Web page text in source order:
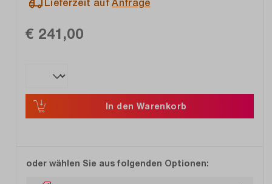
Lieferzeit aufAnfrage
€ 241,00
In den Warenkorb
oder wählen Sie aus folgenden Optionen: